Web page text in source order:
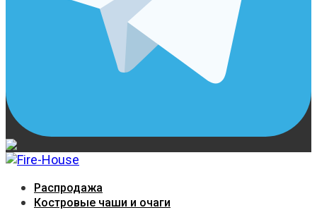
Распродажа
Костровые чаши и очаги